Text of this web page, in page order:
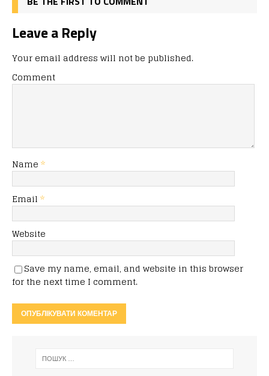
Leave a Reply
Your email address will not be published.
Comment
Name *
Email *
Website
Save my name, email, and website in this browser
for the next time I comment.